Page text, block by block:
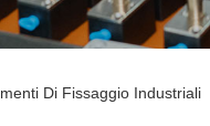
Di Fissaggio Industriali